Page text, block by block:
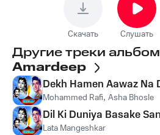
Скачать Слушать
Другие треки
Amardeep
Dekh Hamen Aawaz Na
Mohammed Rafi, Asha Bhosle
Dil Ki Duniya Basake
Lata Mangeshkar